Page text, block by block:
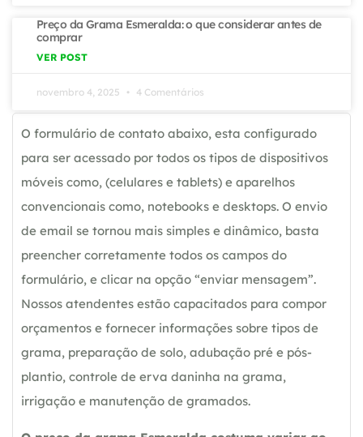
Preço da Grama Esmeralda: o que considerar antes de
comprar
VER POST
novembro 4, 2025 4 Comentários
O formulário de contato abaixo, esta configurado
para ser acessado por todos os tipos de dispositivos
móveis como, (celulares e tablets) e aparelhos
convencionais como, notebooks e desktops. O envio
de email se tornou mais simples e dinâmico, basta
preencher corretamente todos os campos do
formulário, e clicar na opção “enviar mensagem”.
Nossos atendentes estão capacitados para compor
orçamentos e fornecer informações sobre tipos de
grama, preparação de solo, adubação pré e pós-
plantio, controle de erva daninha na grama,
irrigação e manutenção de gramados.